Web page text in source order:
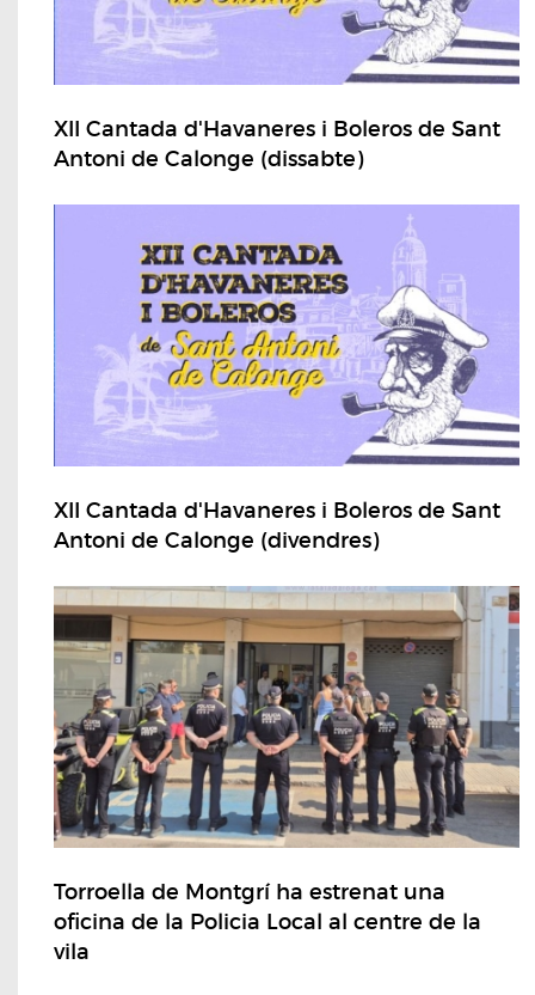
XII Cantada d'Havaneres i Boleros de Sant
Antoni de Calonge (dissabte)
XII Cantada d'Havaneres i Boleros de Sant
Antoni de Calonge (divendres)
Torroella de Montgrí ha estrenat una
oficina de la Policia Local al centre de la
vila